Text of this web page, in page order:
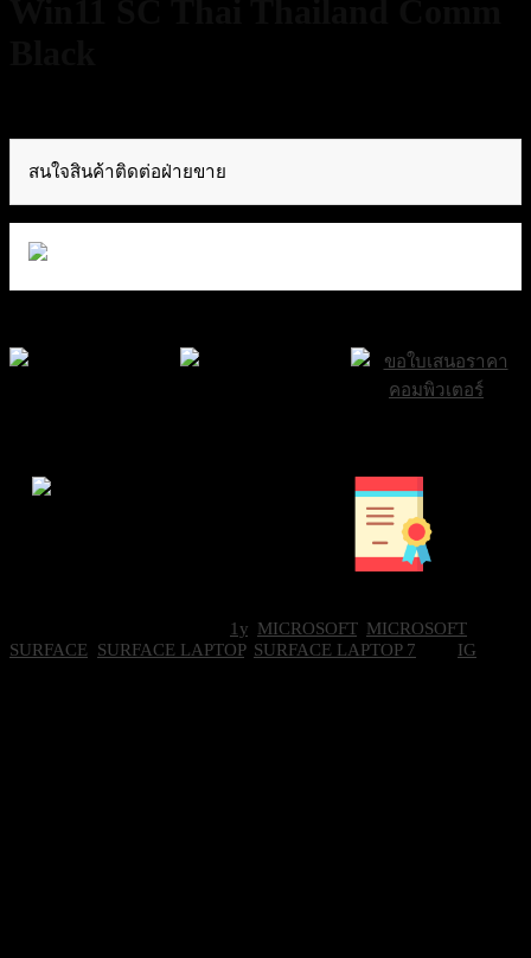
สนใจสินค้าติดต่อฝ่ายขาย
1y MICROSOFT, MICROSOFT
SURFACE SURFACE LAPTOP, SURFACE LAPTOP 7 IG